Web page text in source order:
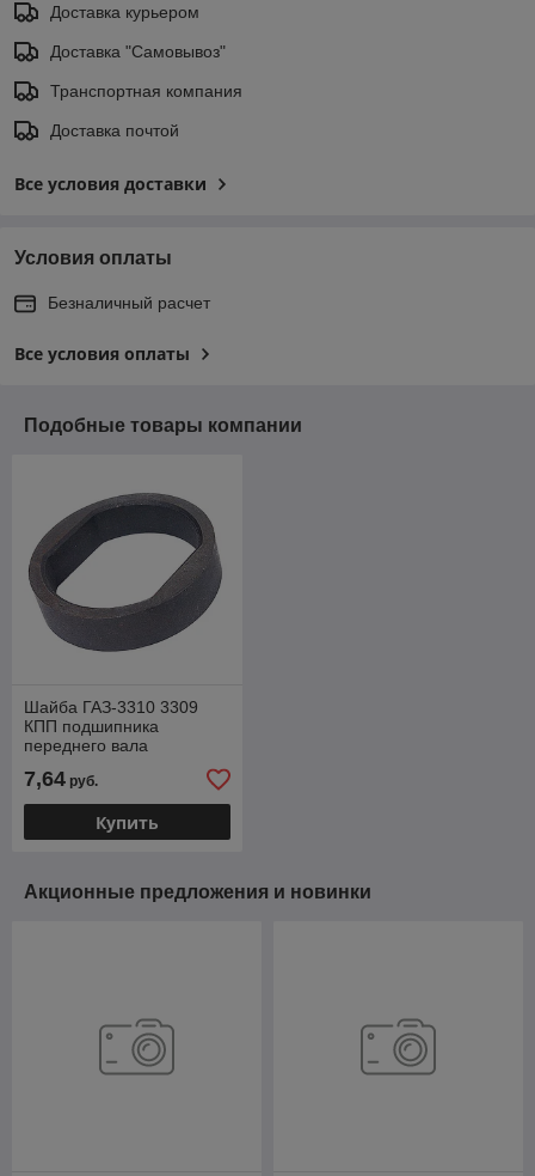
Доставка курьером
Доставка "Самовывоз"
Транспортная компания
Доставка почтой
Все условия доставки
Условия оплаты
Безналичный расчет
Все условия оплаты
Подобные товары компании
Шайба ГАЗ-3310 3309
КПП подшипника
переднего вала
33104-1701132
7,64 руб.
Купить
Акционные предложения и новинки